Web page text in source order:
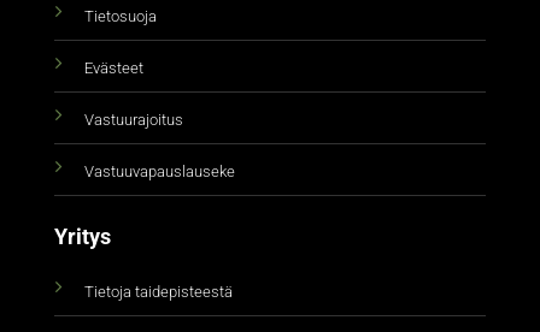
Tietosuoja
Evästeet
Vastuurajoitus
Vastuuvapauslauseke
Yritys
Tietoja taidepisteestä